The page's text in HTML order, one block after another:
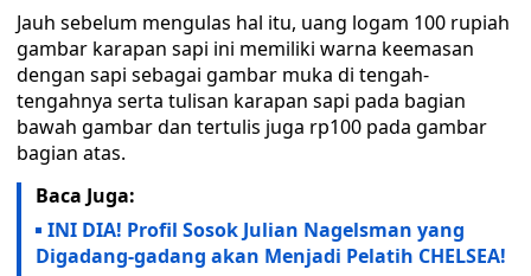
Jauh sebelum mengulas hal itu, uang logam 100 rupiah
gambar karapan sapi ini memiliki warna keemasan
dengan sapi sebagai gambar muka di tengah-
tengahnya serta tulisan karapan sapi pada bagian
bawah gambar dan tertulis juga rp100 pada gambar
bagian atas.
Baca Juga:
INI DIA! Profil Sosok Julian Nagelsman yang
Digadang-gadang akan Menjadi Pelatih CHELSEA!